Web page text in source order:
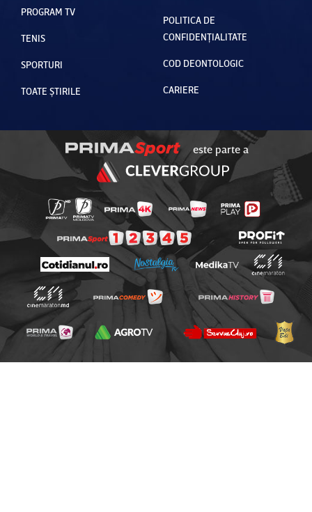
PROGRAM TV
TENIS
SPORTURI
TOATE ȘTIRILE
POLITICA DE
CONFIDENȚIALITATE
COD DEONTOLOGIC
CARIERE
este parte a